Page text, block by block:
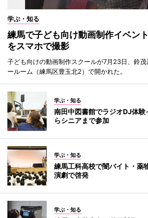
学ぶ・知る
練馬で子ども向け動画制作イベン
をスマホで撮影
子ども向けの動画制作スクールが7月23日、鈴
ールーム（練馬区豊玉北2）で開かれた。
学ぶ・知る
南田中図書館でラジオDJ体
らシニアまで参加
学ぶ・知る
練馬工科高校で闇バイト・薬
演劇で啓発
学ぶ・知る